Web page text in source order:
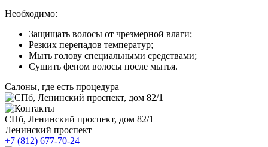
Необходимо:
Защищать волосы от чрезмерной влаги;
Резких перепадов температур;
Мыть голову специальными средствами;
Сушить феном волосы после мытья.
Салоны, где есть процедура
СПб, Ленинский проспект, дом 82/1
Ленинский проспект
+7 (812) 677-70-24